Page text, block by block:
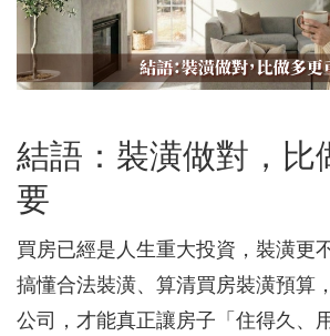
結語：裝潢做對，比
要
買房已經是人生重大投資，裝潢更
搞懂合法裝潢、算清買房裝潢預算
公司，才能真正讓房子「住得久、